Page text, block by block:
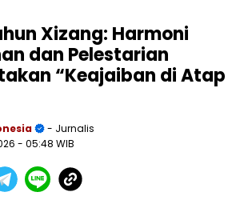
Xizang: Harmoni
dan Pelestarian
“Keajaiban di Atap
- Jurnalis
- 05:48 WIB